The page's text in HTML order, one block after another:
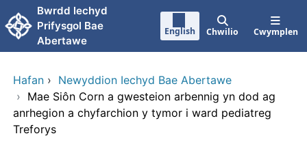
Neidio i'r prif gynnwy
Bwrdd lechyd
Prifysgol Bae
Abertawe
English Chwilio Cwymplen
Hafan › Newyddion Iechyd Bae Abertawe
› Mae Siôn Corn a gwesteion arbennig yn dod ag
anrhegion a chyfarchion y tymor i ward pediatreg
Treforys